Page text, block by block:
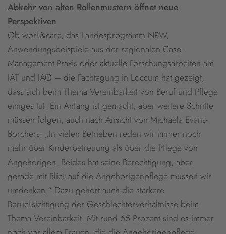
Abkehr von alten Rollenmustern öffnet neue
Perspektiven
Ob work&care, das Landesprogramm NRW,
Anwendungsbeispiele aus der regionalen Case-
Management-Praxis oder aktuelle Forschungsarbeiten am
IAT und IAQ – die Fachtagung in Loccum hat gezeigt,
dass sich beim Thema Vereinbarkeit von Beruf und Pflege
einiges tut. Ein Anfang ist gemacht, aber weitere Schritte
müssen folgen, auch nach Ansicht von Michaela Evans-
Borchers: „In vielen Betrieben reden wir immer noch
mehr über Kinderbetreuung als über die Pflege von
Angehörigen. Beides hat seine Berechtigung, aber
gerade mit Blick auf die Angehörigenpflege müssen wir
umdenken.“ Dazu gehört auch die stärkere
Berücksichtigung der Geschlechterverhältnisse beim
Thema Vereinbarkeit. Mit rund 65 Prozent sind es immer